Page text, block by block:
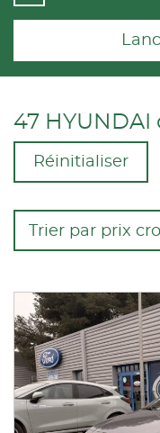
47
Réinitialiser
Trier par prix